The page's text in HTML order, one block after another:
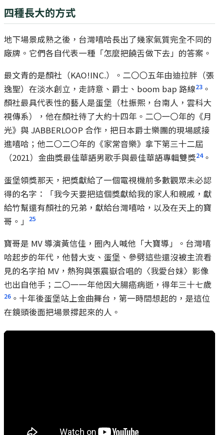
四種長大的方式
地下場景成熟之後，台灣嘻哈長出了幾家氣質完全不同的
廠牌。它們各自代表一種「怎麼把饒舌做下去」的答案。
最文青的是顏社（KAO!INC.）。二〇〇五年由迪拉胖（張
逸聖）在淡水創立，走詩意、爵士、boom bap 路線23 。
顏社最具代表性的藝人是蛋堡（杜振熙，台南人，雲科大
視傳系），他在顏社待了大約十四年。二〇一〇年的《月
光》與 JABBERLOOP 合作，把日本爵士樂團的現場感接
進嘻哈；他二〇二〇年的《家常音樂》拿下第三十二屆
（2021）金曲獎最佳華語男歌手與最佳華語專輯雙獎24。
蛋堡領獎那天，把獎獻給了一個電視機前多數觀眾未必認
得的名字：「我今天要把這個獎獻給我的家人和親戚，獻
給竹幫還有顏社的兄弟，獻給台灣嘻哈，以及在天上的寶
哥。」
25
寶哥是 MV 導演黃信佳，圈內人喊他「大寶導」。台灣嘻
哈起步的年代，他替大支、蛋堡、參劈這些還沒被主流看
見的名字拍 MV，熱狗與張震嶽合唱的〈我愛台妹〉影像
也出自他手；二〇一一年他因大腸癌病逝，得年三十七歲
26 。十年後蛋堡站上金曲舞台，第一時間想起的，是這位
在鏡頭後面把場景撐起來的人。